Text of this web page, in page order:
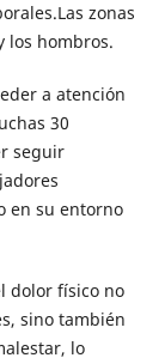
zonas
los hombros.
a atención
30
seguir
en su entorno
dolor físico no
sino también
lo